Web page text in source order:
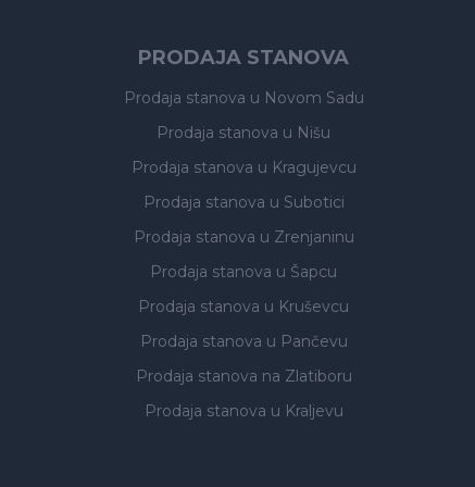
PRODAJA STANOVA
Prodaja stanova u Novom Sadu
Prodaja stanova u Nišu
Prodaja stanova u Kragujevcu
Prodaja stanova u Subotici
Prodaja stanova u Zrenjaninu
Prodaja stanova u Šapcu
Prodaja stanova u Kruševcu
Prodaja stanova u Pančevu
Prodaja stanova na Zlatiboru
Prodaja stanova u Kraljevu